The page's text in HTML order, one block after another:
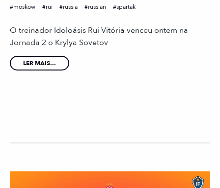
moskow
rui russia russian spartak
O treinador Idoloásis Rui Vitória venceu ontem na
Jornada 2 o Krylya Sovetov
LER MAIS...